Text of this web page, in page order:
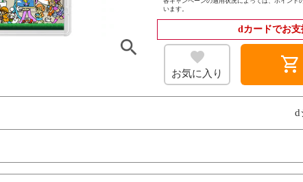
います。
dカードでお
お気に入り shopping_cart
d